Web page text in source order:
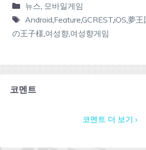
뉴스 모바일게임
Android FeatureGCREST,iOS 夢王
の王子様 여성향 여성향게임
코멘트
코멘트 더 보기 ›